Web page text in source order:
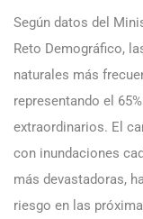
Según datos del
Reto Demográfico,
naturales más
representando el
extraordinarios. El
con inundaciones
más devastadoras,
riesgo en las